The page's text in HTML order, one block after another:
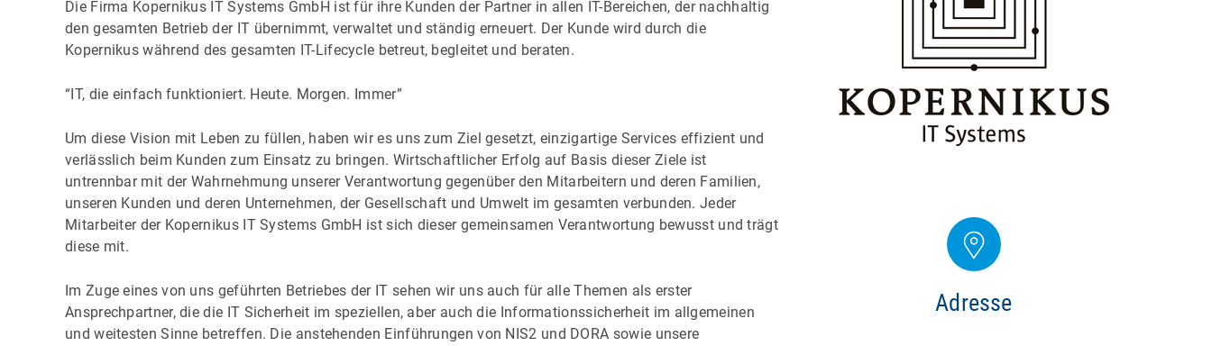
Die Firma Kopernikus IT Systems GmbH ist für ihre Kunden der Partner in allen IT-Bereichen, der nachhaltig
den gesamten Betrieb der IT übernimmt, verwaltet und ständig erneuert. Der Kunde wird durch die
Kopernikus während des gesamten IT-Lifecycle betreut, begleitet und beraten.
“IT, die einfach funktioniert. Heute. Morgen. Immer”
Um diese Vision mit Leben zu füllen, haben wir es uns zum Ziel gesetzt, einzigartige Services effizient und
verlässlich beim Kunden zum Einsatz zu bringen. Wirtschaftlicher Erfolg auf Basis dieser Ziele ist
untrennbar mit der Wahrnehmung unserer Verantwortung gegenüber den Mitarbeitern und deren Familien,
unseren Kunden und deren Unternehmen, der Gesellschaft und Umwelt im gesamten verbunden. Jeder
Mitarbeiter der Kopernikus IT Systems GmbH ist sich dieser gemeinsamen Verantwortung bewusst und trägt
diese mit.
Im Zuge eines von uns geführten Betriebes der IT sehen wir uns auch für alle Themen als erster
Ansprechpartner, die die IT Sicherheit im speziellen, aber auch die Informationssicherheit im allgemeinen
und weitesten Sinne betreffen. Die anstehenden Einführungen von NIS2 und DORA sowie unsere
Adresse